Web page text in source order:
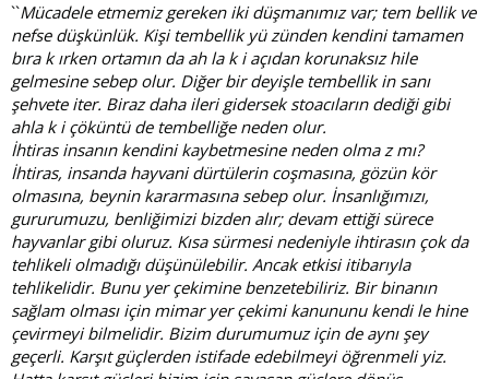
``Mücadele etmemiz gereken iki düşmanımız var; tem bellik ve
nefse düşkünlük. Kişi tembellik yü zünden kendini tamamen
bıra k ırken ortamın da ah la k i açıdan korunaksız hile
gelmesine sebep olur. Diğer bir deyişle tembellik in sanı
şehvete iter. Biraz daha ileri gidersek stoacıların dediği gibi
ahla k i çöküntü de tembelliğe neden olur.
İhtiras insanın kendini kaybetmesine neden olma z mı?
İhtiras, insanda hayvani dürtülerin coşmasına, gözün kör
olmasına, beynin kararmasına sebep olur. İnsanlığımızı,
gururumuzu, benliğimizi bizden alır; devam ettiği sürece
hayvanlar gibi oluruz. Kısa sürmesi nedeniyle ihtirasın çok da
tehlikeli olmadığı düşünülebilir. Ancak etkisi itibarıyla
tehlikelidir. Bunu yer çekimine benzetebiliriz. Bir binanın
sağlam olması için mimar yer çekimi kanununu kendi le hine
çevirmeyi bilmelidir. Bizim durumumuz için de aynı şey
geçerli. Karşıt güçlerden istifade edebilmeyi öğrenmeli yiz.